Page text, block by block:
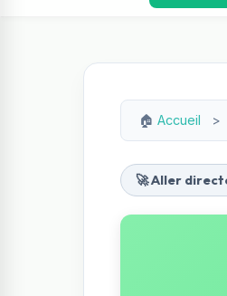
🏠 Accueil >
🚀 Aller